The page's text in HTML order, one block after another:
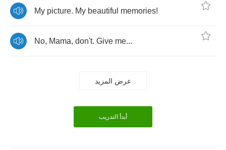
My picture. My beautiful memories!
No, Mama, don't. Give me...
عرض المزيد
أبدأ التدريب